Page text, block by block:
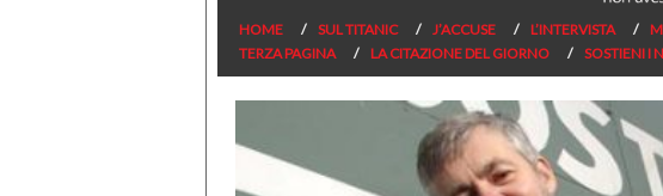
HOME SUL TITANIC J’ACCUSE L’INTERVISTA
TERZA PAGINA
LA CITAZIONE DEL GIORNO SOSTIENI I